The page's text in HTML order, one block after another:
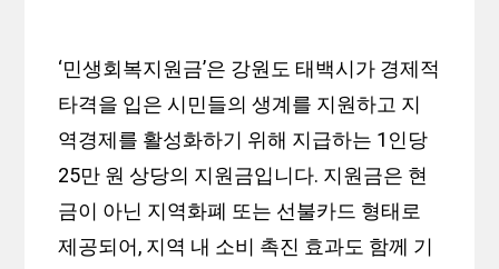
‘민생회복지원금’은 강원도 태백시가 경제적
타격을 입은 시민들의 생계를 지원하고 지
역경제를 활성화하기 위해 지급하는 1인당
25만 원 상당의 지원금입니다. 지원금은 현
금이 아닌 지역화폐 또는 선불카드 형태로
제공되어, 지역 내 소비 촉진 효과도 함께 기